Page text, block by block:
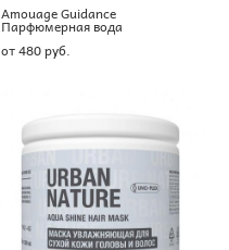
Amouage Guidance
Парфюмерная вода
от 480 pуб.